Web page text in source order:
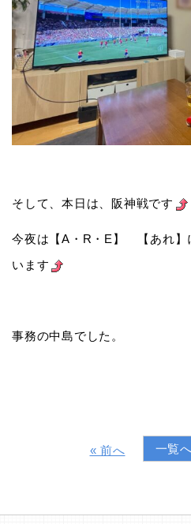
そして、本日は、阪神戦です
今夜は【A・R・E】 【あれ】
います
事務の中島でした。
« 前へ 一覧へ